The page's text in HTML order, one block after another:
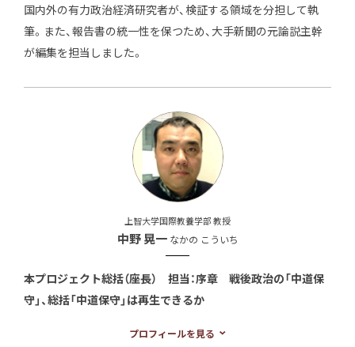
国内外の有力政治経済研究者が、検証する領域を分担して執
筆。また、報告書の統一性を保つため、大手新聞の元論説主幹
が編集を担当しました。
上智大学国際教養学部 教授
中野 晃一 なかの こういち
本プロジェクト総括（座長） 担当：序章 戦後政治の「中道保
守」、総括「中道保守」は再生できるか
政治コース卒業、米国プリンストン大学で博士号（政治学）を取
プロフィールを見る